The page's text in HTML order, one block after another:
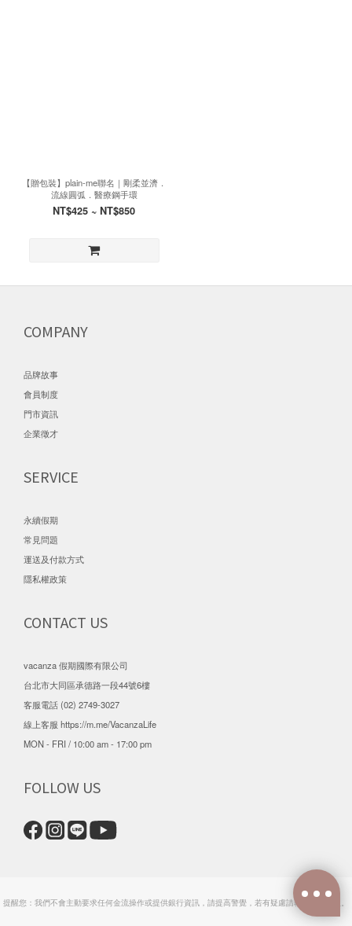
【贈包裝】plain-me聯名｜剛柔並濟．
流線圓弧．醫療鋼手環
NT$425 ~ NT$850
COMPANY
品牌故事
會員制度
門市資訊
企業徵才
SERVICE
永續假期
常見問題
運送及付款方式
隱私權政策
CONTACT US
vacanza 假期國際有限公司
台北市大同區承德路一段44號6樓
客服電話 (02) 2749-3027
線上客服 https://m.me/VacanzaLife
MON - FRI / 10:00 am - 17:00 pm
FOLLOW US
提醒您：我們不會主動要求任何金流操作或提供銀行資訊，請提高警覺，若有疑慮請聯繫官方客服。